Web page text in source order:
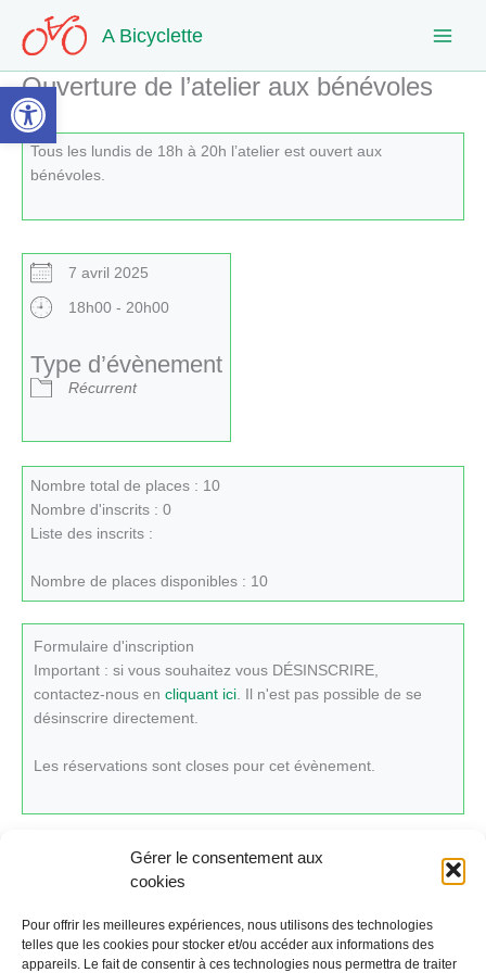
Ouvrir la barre d’outils
Gérer le consentement aux
cookies
Pour offrir les meilleures expériences, nous utilisons des technologies
telles que les cookies pour stocker et/ou accéder aux informations des
appareils. Le fait de consentir à ces technologies nous permettra de traiter
contenu
A Bicyclette
Ouverture de l’atelier aux bénévoles
Tous les lundis de 18h à 20h l’atelier est ouvert aux
bénévoles.
7 avril 2025
18h00 - 20h00
Type d’évènement
Récurrent
Nombre total de places : 10
Nombre d'inscrits : 0
Liste des inscrits :
Nombre de places disponibles : 10
Formulaire d'inscription
Important : si vous souhaitez vous DÉSINSCRIRE,
contactez-nous en cliquant ici. Il n'est pas possible de se
désinscrire directement.
Les réservations sont closes pour cet évènement.